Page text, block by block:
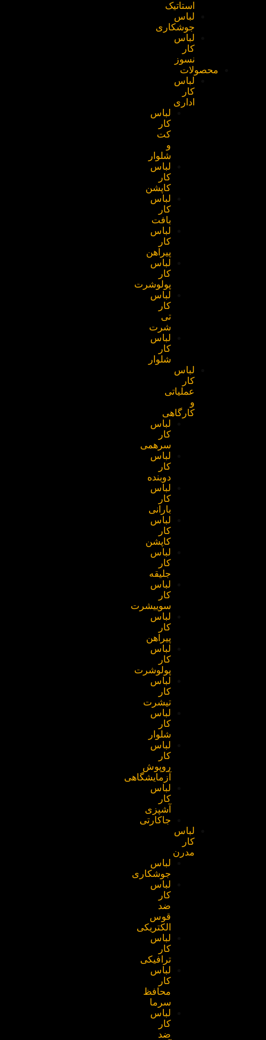
استاتیک
لباس
جوشکاری
لباس
کار
نسوز
محصولات
لباس
کار
اداری
لباس
کار
کت
شلوار
لباس
کار
کاپشن
لباس
کار
بافت
لباس
کار
پیراهن
لباس
کار
پولوشرت
لباس
کار
تی
شرت
لباس
کار
شلوار
لباس
کار
عملیاتی
کارگاهی
لباس
کار
سرهمی
لباس
کار
دوبنده
لباس
کار
بارانی
لباس
کار
کاپشن
لباس
کار
جلیقه
لباس
کار
سوییشرت
لباس
کار
پیراهن
لباس
کار
پولوشرت
لباس
کار
تیشرت
لباس
کار
شلوار
لباس
کار
روپوش
آزمایشگاهی
لباس
کار
آشپزی
جاکارتی
لباس
کار
مدرن
لباس
جوشکاری
لباس
کار
ضد
قوس
الکتریکی
لباس
کار
ترافیکی
لباس
کار
محافظ
سرما
لباس
کار
ضد